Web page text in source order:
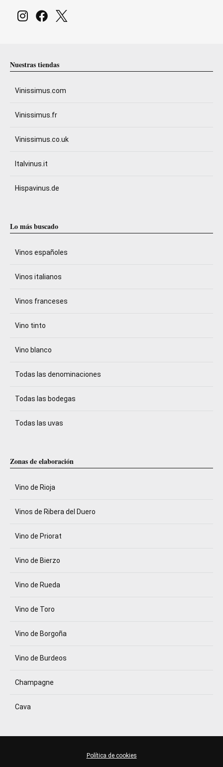
Nuestras tiendas
Vinissimus.com
Vinissimus.fr
Vinissimus.co.uk
Italvinus.it
Hispavinus.de
Lo más buscado
Vinos españoles
Vinos italianos
Vinos franceses
Vino tinto
Vino blanco
Todas las denominaciones
Todas las bodegas
Todas las uvas
Zonas de elaboración
Vino de Rioja
Vinos de Ribera del Duero
Vino de Priorat
Vino de Bierzo
Vino de Rueda
Vino de Toro
Vino de Borgoña
Vino de Burdeos
Champagne
Cava
Política de cookies